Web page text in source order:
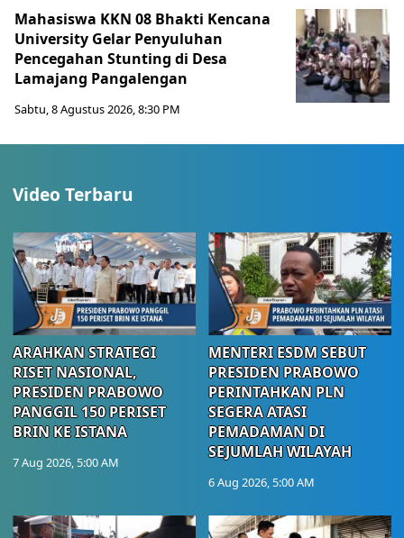
Mahasiswa KKN 08 Bhakti Kencana
University Gelar Penyuluhan
Pencegahan Stunting di Desa
Lamajang Pangalengan
Sabtu, 8 Agustus 2026, 8:30 PM
Video Terbaru
ARAHKAN STRATEGI
RISET NASIONAL,
PRESIDEN PRABOWO
PANGGIL 150 PERISET
BRIN KE ISTANA
7 Aug 2026, 5:00 AM
MENTERI ESDM SEBUT
PRESIDEN PRABOWO
PERINTAHKAN PLN
SEGERA ATASI
PEMADAMAN DI
SEJUMLAH WILAYAH
6 Aug 2026, 5:00 AM